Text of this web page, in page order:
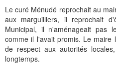
Le curé Ménudé reprochait au
aux marguilliers, il reprochait
Municipal, il n'aménageait pas
comme il l'avait promis. Le
de respect aux autorités
longtemps.